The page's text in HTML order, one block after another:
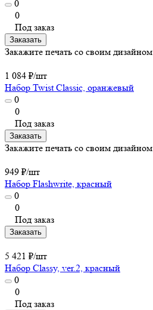
0
0
Под заказ
Заказать
Закажите печать со своим дизайном
1 084 ₽/шт
Набор Twist Classic, оранжевый
0
0
Под заказ
Заказать
Закажите печать со своим дизайном
949 ₽/шт
Набор Flashwrite, красный
0
0
Под заказ
Заказать
5 421 ₽/шт
Набор Classy, ver.2, красный
0
0
Под заказ